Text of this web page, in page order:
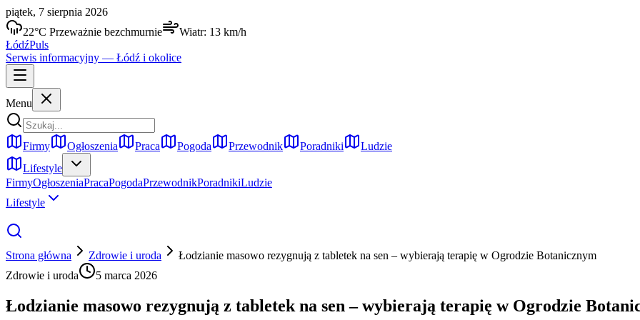
piątek, 7 sierpnia 2026
22°C Przeważnie bezchmurnie Wiatr: 13 km/h
ŁódźPuls
Serwis informacyjny — Łódź i okolice
Menu
Firmy Ogłoszenia Praca Pogoda Przewodnik Poradniki
Ludzie
Lifestyle
FirmyOgłoszeniaPracaPogodaPrzewodnikPoradnikiLudzie
Lifestyle
Strona główna Zdrowie i uroda
Łodzianie masowo rezygnują z tabletek na sen – wybierają terapię w Ogrodzie Botanicznym
Zdrowie i uroda
5 marca 2026
Łodzianie masowo rezygnują z tabletek na sen – wybierają terapię w Ogrodzie